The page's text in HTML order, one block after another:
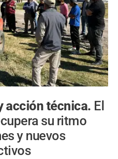
acción técnica. El
su ritmo
y nuevos